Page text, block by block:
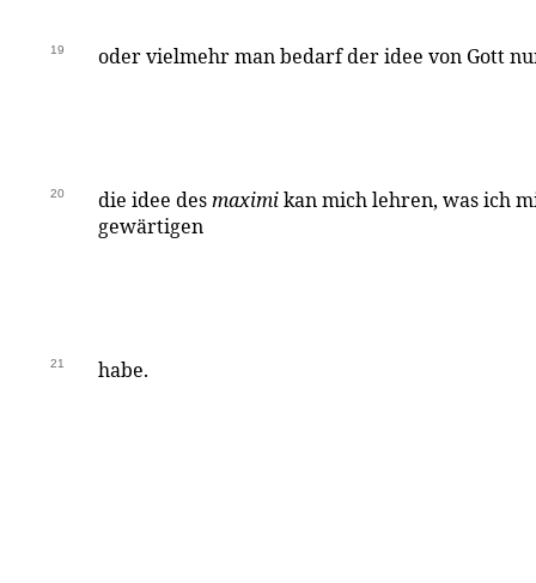
19 oder vielmehr man bedarf der idee von Gott
20 die idee desmaximikan mich lehren, was ich
gewärtigen
21 habe.